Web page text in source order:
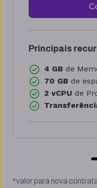
Principais
4 GB de
70 GB de
2 vCPU de
*valor para nova